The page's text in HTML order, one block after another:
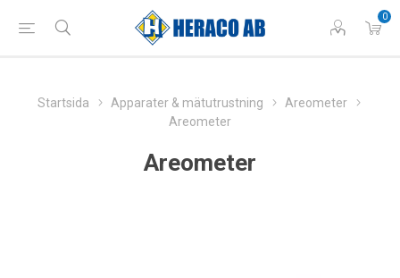
0
Startsida Apparater & mätutrustning
Areometer
Areometer
Areometer